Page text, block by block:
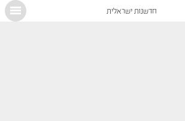
חדשנות ישראלית
X